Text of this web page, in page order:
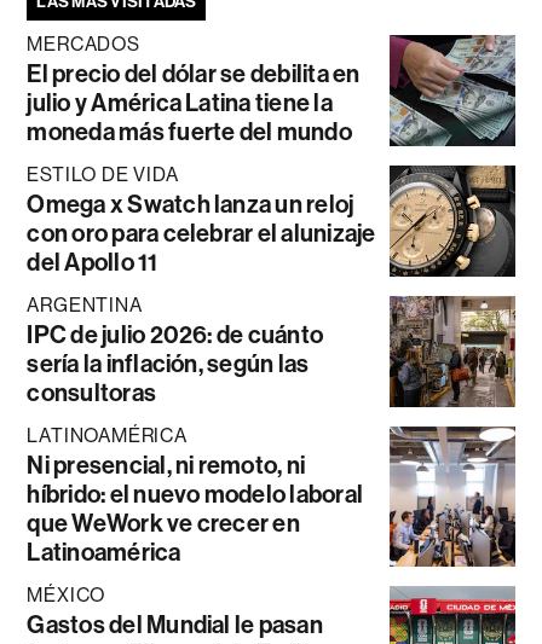
MERCADOS
El precio del dólar se debilita en
julio y América Latina tiene la
moneda más fuerte del mundo
ESTILO DE VIDA
Omega x Swatch lanza un reloj
con oro para celebrar el alunizaje
del Apollo 11
ARGENTINA
IPC de julio 2026: de cuánto
sería la inflación, según las
consultoras
LATINOAMÉRICA
Ni presencial, ni remoto, ni
híbrido: el nuevo modelo laboral
que WeWork ve crecer en
Latinoamérica
MÉXICO
Gastos del Mundial le pasan